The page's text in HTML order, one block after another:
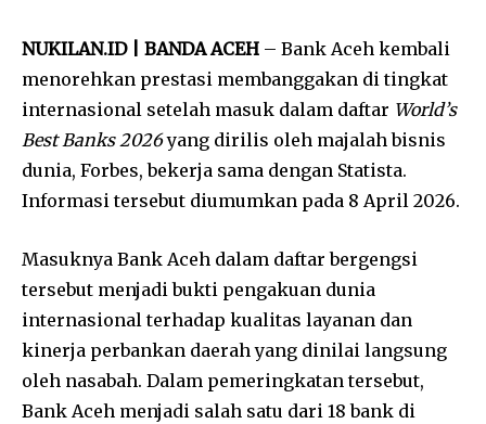
NUKILAN.ID | BANDA ACEH – Bank Aceh kembali
menorehkan prestasi membanggakan di tingkat
internasional setelah masuk dalam daftar World’s
Best Banks 2026yang dirilis oleh majalah bisnis
dunia, Forbes, bekerja sama dengan Statista.
Informasi tersebut diumumkan pada 8 April 2026.
Masuknya Bank Aceh dalam daftar bergengsi
tersebut menjadi bukti pengakuan dunia
internasional terhadap kualitas layanan dan
kinerja perbankan daerah yang dinilai langsung
oleh nasabah. Dalam pemeringkatan tersebut,
Bank Aceh menjadi salah satu dari 18 bank di